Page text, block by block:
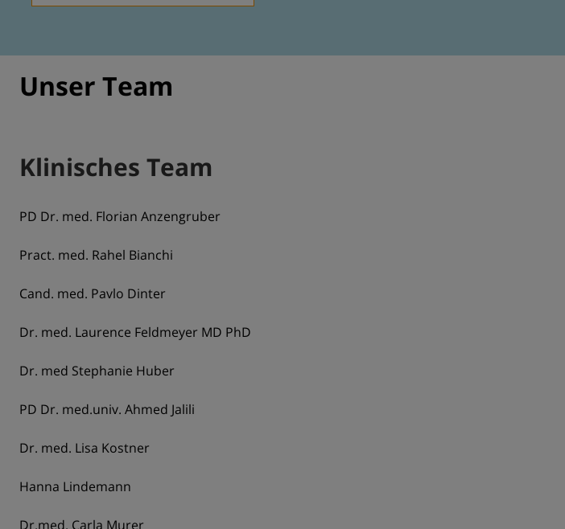
Unser Team
Klinisches Team
PD Dr. med. Florian Anzengruber
Pract. med. Rahel Bianchi
Cand. med. Pavlo Dinter
Dr. med. Laurence Feldmeyer MD PhD
Dr. med Stephanie Huber
PD Dr. med.univ. Ahmed Jalili
Dr. med. Lisa Kostner
Hanna Lindemann
Dr.med. Carla Murer